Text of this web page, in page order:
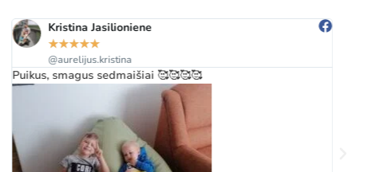
Kristina Jasilioniene
★★★★★
@aurelijus.kristina
Puikus, smagus sedmaišiai 🥰🥰🥰🥰